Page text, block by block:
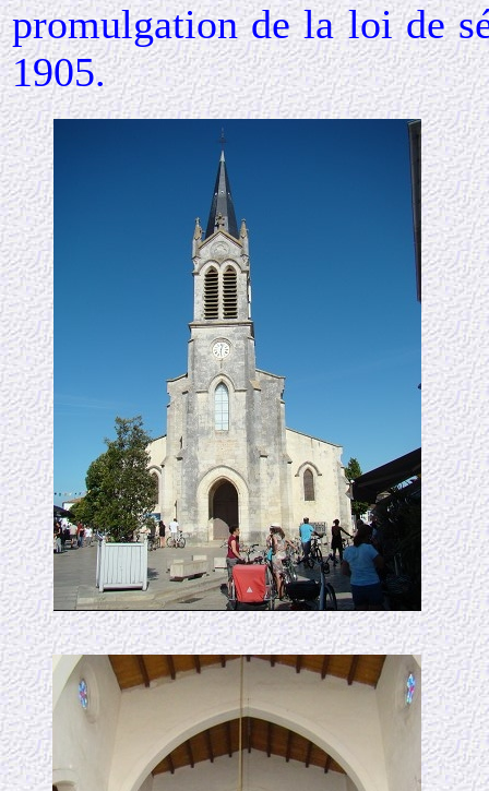
promulgation de la loi de
1905.